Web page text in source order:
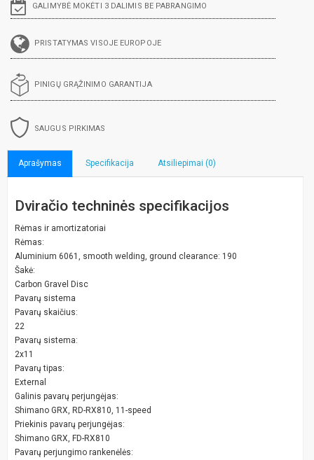
GALIMYBĖ MOKĖTI 3 DALIMIS BE PABRANGIMO
PRISTATYMAS VISOJE EUROPOJE
PINIGŲ GRĄŽINIMO GARANTIJA
SAUGUS PIRKIMAS
Aprašymas Specifikacija Atsiliepimai (0)
Dviračio techninės specifikacijos
Rėmas ir amortizatoriai
Rėmas:
Aluminium 6061, smooth welding, ground clearance: 190
Šakė:
Carbon Gravel Disc
Pavarų sistema
Pavarų skaičius:
22
Pavarų sistema:
2x11
Pavarų tipas:
External
Galinis pavarų perjungėjas:
Shimano GRX, RD-RX810, 11-speed
Priekinis pavarų perjungėjas:
Shimano GRX, FD-RX810
Pavarų perjungimo rankenėlės: